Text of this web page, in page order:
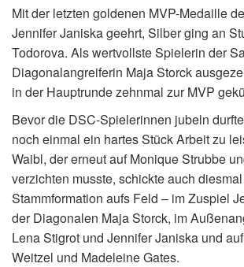
Mit der letzten goldenen MVP-Medaille
Jennifer Janiska geehrt, Silber ging an
Todorova. Als wertvollste Spielerin der
Diagonalangreiferin Maja Storck
in der Hauptrunde zehnmal zur MVP
Bevor die DSC-Spielerinnen jubeln
noch einmal ein hartes Stück Arbeit zu
Waibl, der erneut auf Monique Strubbe
verzichten musste, schickte auch
Stammformation aufs Feld – im Zuspiel
der Diagonalen Maja Storck, im
Lena Stigrot und Jennifer Janiska und
Weitzel und Madeleine Gates.